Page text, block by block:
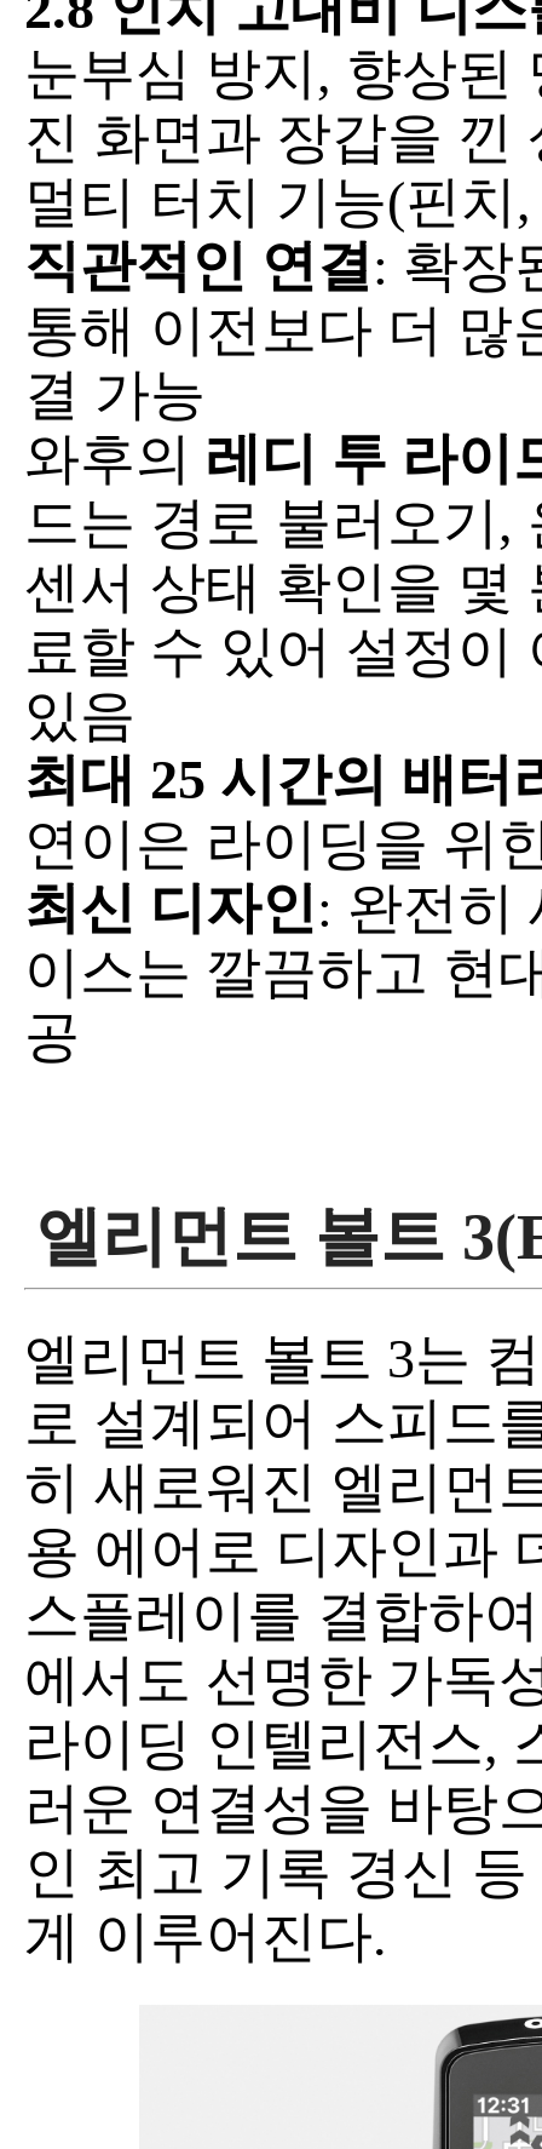
눈부심 방지, 향상된
진 화면과 장갑을 낀
멀티 터치 기능(핀치
직관적인 연결: 확장
통해 이전보다 더 많
결 가능
와후의 레디 투 라이
드는 경로 불러오기,
센서 상태 확인을 몇
료할 수 있어 설정이
있음
최대 25 시간의 배터
연이은 라이딩을 위
최신 디자인: 완전히
이스는 깔끔하고 현
공
엘리먼트 볼트
엘리먼트 볼트 3는
로 설계되어 스피드
히 새로워진 엘리먼
용 에어로 디자인과
스플레이를 결합하
에서도 선명한 가독
라이딩 인텔리전스,
러운 연결성을 바탕
인 최고 기록 경신
게 이루어진다.